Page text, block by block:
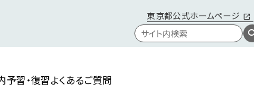
東京都公式ホームページ
予習・復習よくあるご質問